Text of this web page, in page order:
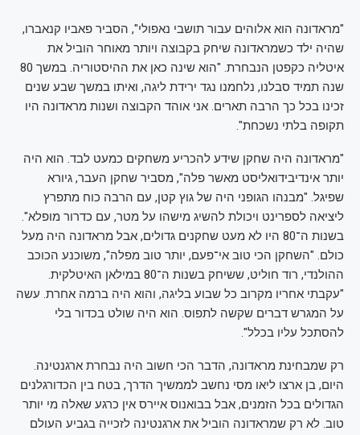
"מראדונה הוא אלוהים עבור תושבי נאפולי", הסביר פאביו קנאברו,
שהיה ילד כשמראדונה שיחק בקבוצה ויותר מאוחר הוביל את
איטליה כקפטן הנבחרת. "הוא שינה כאן את ההיסטוריה. במשך 80
שנה תמיד סבלנו, נלחמנו נגד ירידת ליגה, ואיתו במשך שבע שנים
זכינו בכל כך הרבה תארים. אני אוהד הקבוצה ושנות מראדונה היו
תקופה בלתי נשכחת".
"מראדונה היה שחקן שידע להכריע משחקים כמעט לבד. הוא היה
יותר אינדיבידואליסט מאשר פלה", מסביר שחקן העבר, גיורא
שפיגל. "מבנהו הגופני היה של גוץ קטן, עם הרבה כוח מתפרץ
ליציאה לספרינט ויכולת להשיג מישהו על מטר, עם כדרור מופלא".
בשנות ה־80 היו לא מעט שחקנים גדולים, אבל מראדונה היה מעל
כולם. "השחקן הכי טוב אי־פעם, יותר טוב מפלה", משוכנע הכוכב
ההולנדי, רוד חוליט, ששיחק בשנות ה־80 במילאן האיטלקית.
"עקבתי אחריו מקרוב כל שבוע בליגה, והוא היה ברמה אחרת. עשה
על המגרש דברים שקשה לתפוס. הוא היה שולט בכדור בלי
להסתכל עליו בכלל".
רק שמבחינת מראדונה, הדבר הכי חשוב היה נבחרת ארגנטינה.
היום, בן ארצו ליאו מסי נחשב לממשיך הדרך, בטח בין הכדורגלנים
הגדולים בכל הזמנים, אבל בבואנוס איירס אין כרגע שאלה מי יותר
טוב. לא רק שמראדונה הוביל את ארגנטינה לזכייה בגביע העולם